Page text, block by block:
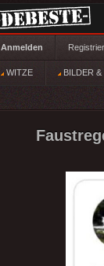
Anmelden
WITZE BILDER